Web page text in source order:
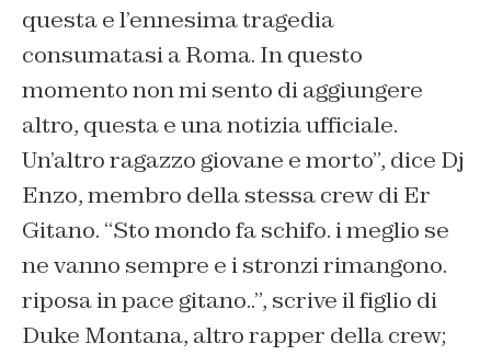
questa e l’ennesima tragedia
consumatasi a Roma. In questo
momento non mi sento di aggiungere
altro, questa e una notizia ufficiale.
Un’altro ragazzo giovane e morto”, dice Dj
Enzo, membro della stessa crew di Er
Gitano. “Sto mondo fa schifo. i meglio se
ne vanno sempre e i stronzi rimangono.
riposa in pace gitano..”, scrive il figlio di
Duke Montana, altro rapper della crew;